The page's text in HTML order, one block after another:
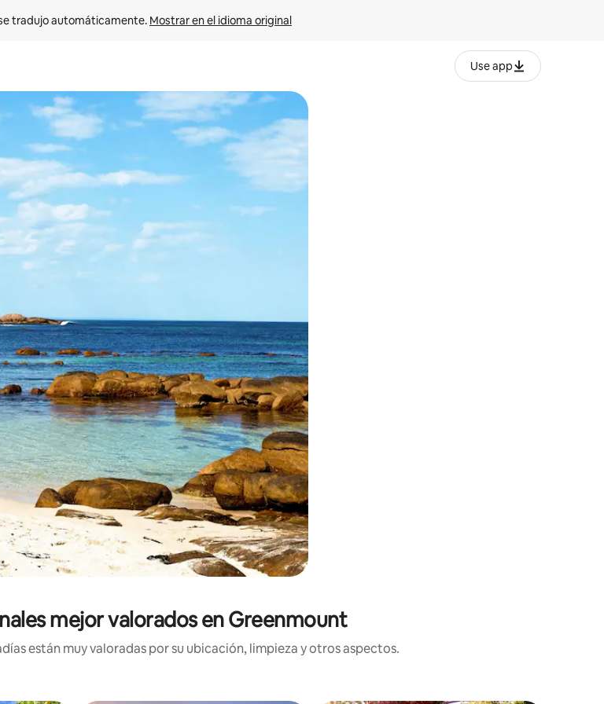
tradujo automáticamente. Mostrar en el idioma original
Use app
hacia arriba y hacia abajo o explora con el tacto o desliza el dedo.
mejor valorados en Greenmount
están muy valoradas por su ubicación, limpieza y otros aspectos.